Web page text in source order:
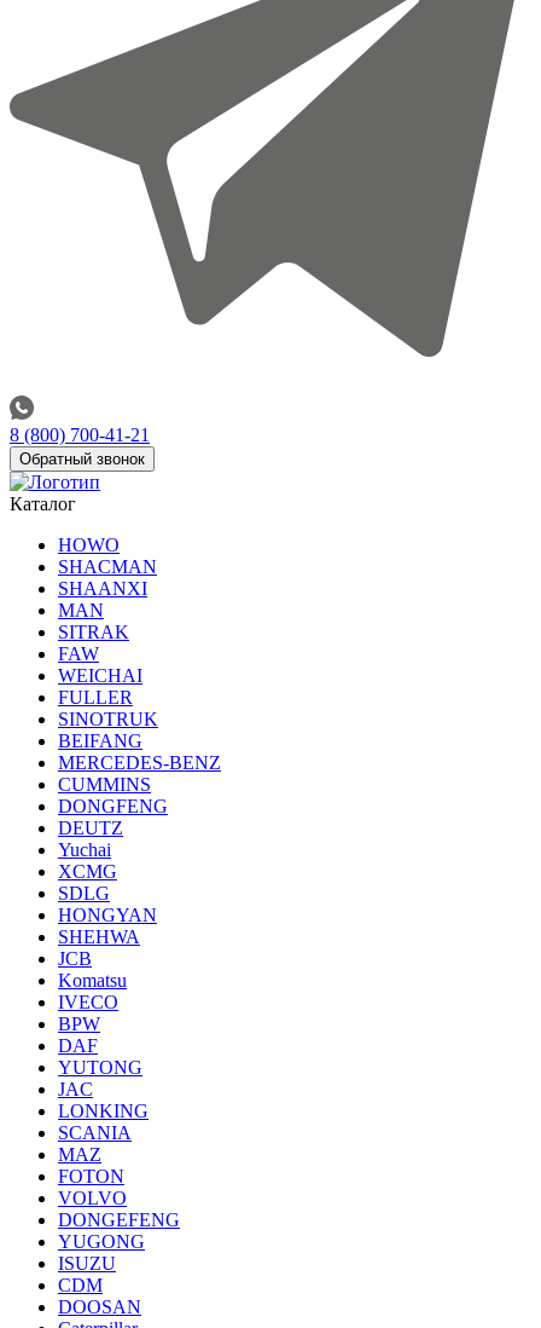
8 (800) 700-41-21
Обратный звонок
Каталог
HOWO
SHACMAN
SHAANXI
MAN
SITRAK
FAW
WEICHAI
FULLER
SINOTRUK
BEIFANG
MERCEDES-BENZ
CUMMINS
DONGFENG
DEUTZ
Yuchai
XCMG
SDLG
HONGYAN
SHEHWA
JCB
Komatsu
IVECO
BPW
DAF
YUTONG
JAC
LONKING
SCANIA
MAZ
FOTON
VOLVO
DONGEFENG
YUGONG
ISUZU
CDM
DOOSAN